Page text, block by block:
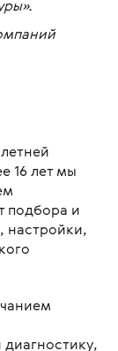
16 лет мы
подбора и
настройки,